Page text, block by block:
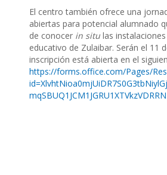
El centro también ofrece una
abiertas para potencial alumnado
de conocer in situ las
educativo de Zulaibar. Serán el 11
inscripción está abierta en el
https://forms.office.com/Pages/